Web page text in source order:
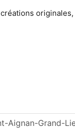
originales,
Aignan-Grand-